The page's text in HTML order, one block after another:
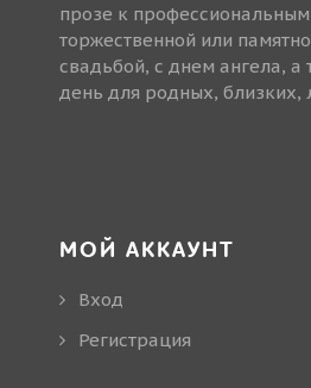
прозе к
торжественной или
свадьбой, с днем ангела,
день для родных,
МОЙ АККАУНТ
Вход
Регистрация